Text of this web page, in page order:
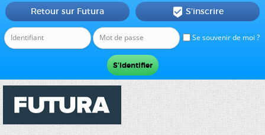
Se souvenir de moi ?
Retour sur Futura  S'inscrire